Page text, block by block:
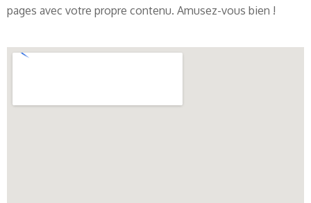
pages avec votre propre contenu. Amusez-vous bien !